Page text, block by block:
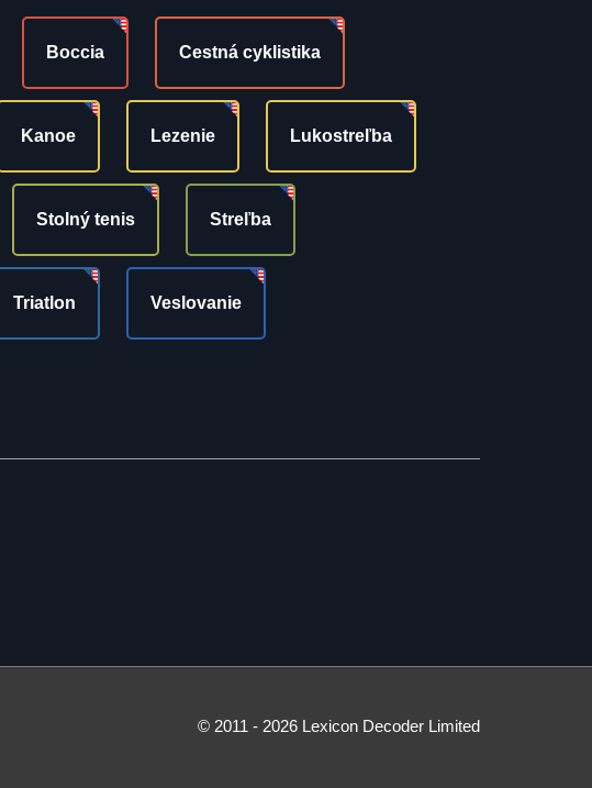
Boccia Cestná cyklistika
Kanoe Lezenie Lukostreľba
Stolný tenis Streľba
Triatlon Veslovanie
© 2011 - 2026 Lexicon Decoder Limited